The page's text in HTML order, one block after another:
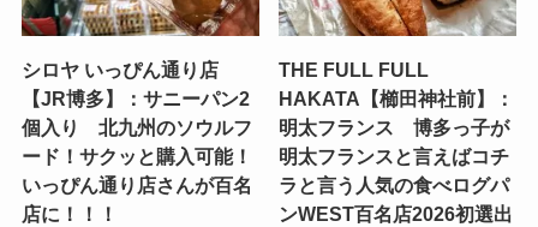
シロヤ いっぴん通り店
【JR博多】：サニーパン2
個入り 北九州のソウルフ
ード！サクッと購入可能！
いっぴん通り店さんが百名
店に！！！
THE FULL FULL
HAKATA【櫛田神社前】：
明太フランス 博多っ子が
明太フランスと言えばコチ
ラと言う人気の食べログパ
ンWEST百名店2026初選出